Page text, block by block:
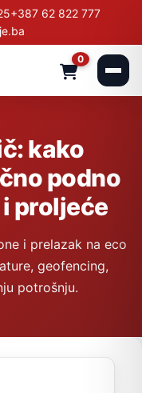
+387 62 822 777
0
kako
podno
proljeće
i prelazak na eco
geofencing,
potrošnju.